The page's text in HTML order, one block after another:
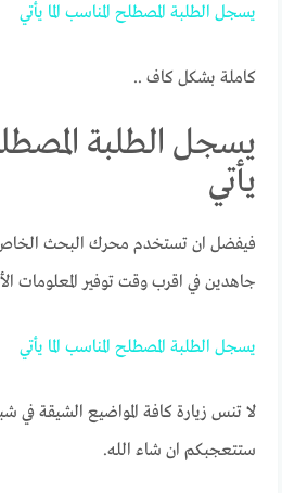
يسجل الطلبة المصطلح المناسب الما يأتي
كاملة بشكل كاف ..
يسجل الطلبة
يأتي
فيفضل ان تستخدم محرك البحث الخاص
جاهدين في اقرب وقت توفير المعلومات
يسجل الطلبة المصطلح المناسب الما يأتي
لا تنس زيارة كافة المواضيع الشيقة في
ستتعجبكم ان شاء الله.